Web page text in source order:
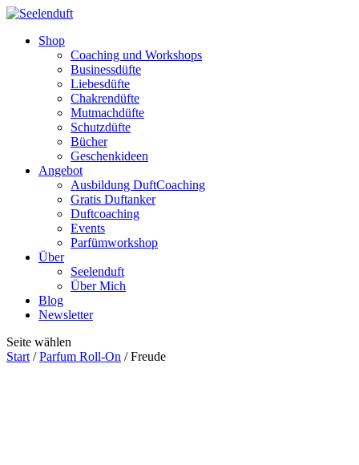
Shop
Coaching und Workshops
Businessdüfte
Liebesdüfte
Chakrendüfte
Mutmachdüfte
Schutzdüfte
Bücher
Geschenkideen
Angebot
Ausbildung DuftCoaching
Gratis Duftanker
Duftcoaching
Events
Parfümworkshop
Über
Seelenduft
Über Mich
Blog
Newsletter
Seite wählen
Start /Parfum Roll-On / Freude